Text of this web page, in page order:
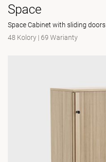
Space
Space Cabinet with sliding doors
48 Kolory | 69 Warianty